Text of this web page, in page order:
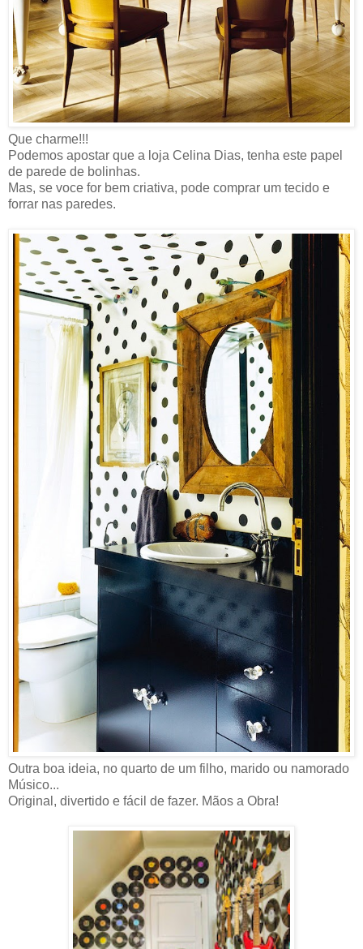
Que charme!!!
Podemos apostar que a loja Celina Dias, tenha este papel
de parede de bolinhas.
Mas, se voce for bem criativa, pode comprar um tecido e
forrar nas paredes.
Outra boa ideia, no quarto de um filho, marido ou namorado
Músico...
Original, divertido e fácil de fazer. Mãos a Obra!